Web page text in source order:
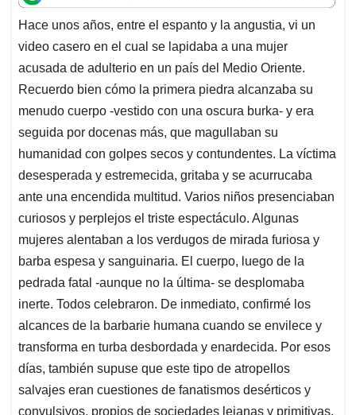
t
s
A
p
p
e
b
o
o
k
k
e
d
I
n
i
l
e
a
d
s
Hace unos años, entre el espanto y la angustia, vi un
video casero en el cual se lapidaba a una mujer
acusada de adulterio en un país del Medio Oriente.
Recuerdo bien cómo la primera piedra alcanzaba su
menudo cuerpo -vestido con una oscura burka- y era
seguida por docenas más, que magullaban su
humanidad con golpes secos y contundentes. La víctima
desesperada y estremecida, gritaba y se acurrucaba
ante una encendida multitud. Varios niños presenciaban
curiosos y perplejos el triste espectáculo. Algunas
mujeres alentaban a los verdugos de mirada furiosa y
barba espesa y sanguinaria. El cuerpo, luego de la
pedrada fatal -aunque no la última- se desplomaba
inerte. Todos celebraron. De inmediato, confirmé los
alcances de la barbarie humana cuando se envilece y
transforma en turba desbordada y enardecida. Por esos
días, también supuse que este tipo de atropellos
salvajes eran cuestiones de fanatismos desérticos y
convulsivos, propios de sociedades lejanas y primitivas.